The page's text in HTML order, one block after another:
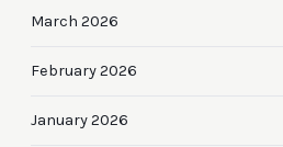
March 2026
February 2026
January 2026